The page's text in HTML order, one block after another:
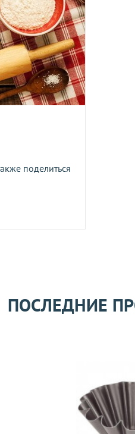
оператора и
скидок.
статус доставки Вашего
в течение 14 дней.
следующим образом:
получения товара
поделиться
ПОСЛЕДНИЕ